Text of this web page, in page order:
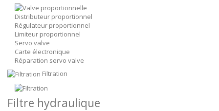
Distributeur proportionnel
Régulateur proportionnel
Limiteur proportionnel
Servo valve
Carte électronique
Réparation servo valve
Filtration
Filtre hydraulique